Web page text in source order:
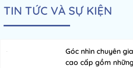
TIN TỨC VÀ SỰ KIỆN
Góc nhìn chuyên
cao cấp gồm